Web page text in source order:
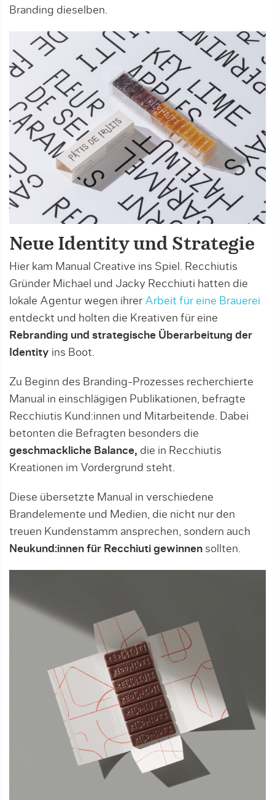
Branding dieselben.
Neue Identity und Strategie
Hier kam Manual Creative ins Spiel. Recchiutis
Gründer Michael und Jacky Recchiuti hatten die
lokale Agentur wegen ihrer Arbeit für eine Brauerei
entdeckt und holten die Kreativen für eine
Rebranding und strategische Überarbeitung der
Identity ins Boot.
Zu Beginn des Branding-Prozesses recherchierte
Manual in einschlägigen Publikationen, befragte
Recchiutis Kund:innen und Mitarbeitende. Dabei
betonten die Befragten besonders die
geschmackliche Balance, die in Recchiutis
Kreationen im Vordergrund steht.
Diese übersetzte Manual in verschiedene
Brandelemente und Medien, die nicht nur den
treuen Kundenstamm ansprechen, sondern auch
Neukund:innen für Recchiuti gewinnen sollten.